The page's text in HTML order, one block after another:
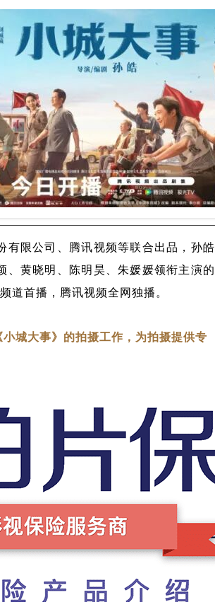
有限公司、腾讯视频等联合出品，孙皓
、黄晓明、陈明昊、朱媛媛领衔主演的
道首播，腾讯视频全网独播。
城大事》的拍摄工作，为拍摄提供专